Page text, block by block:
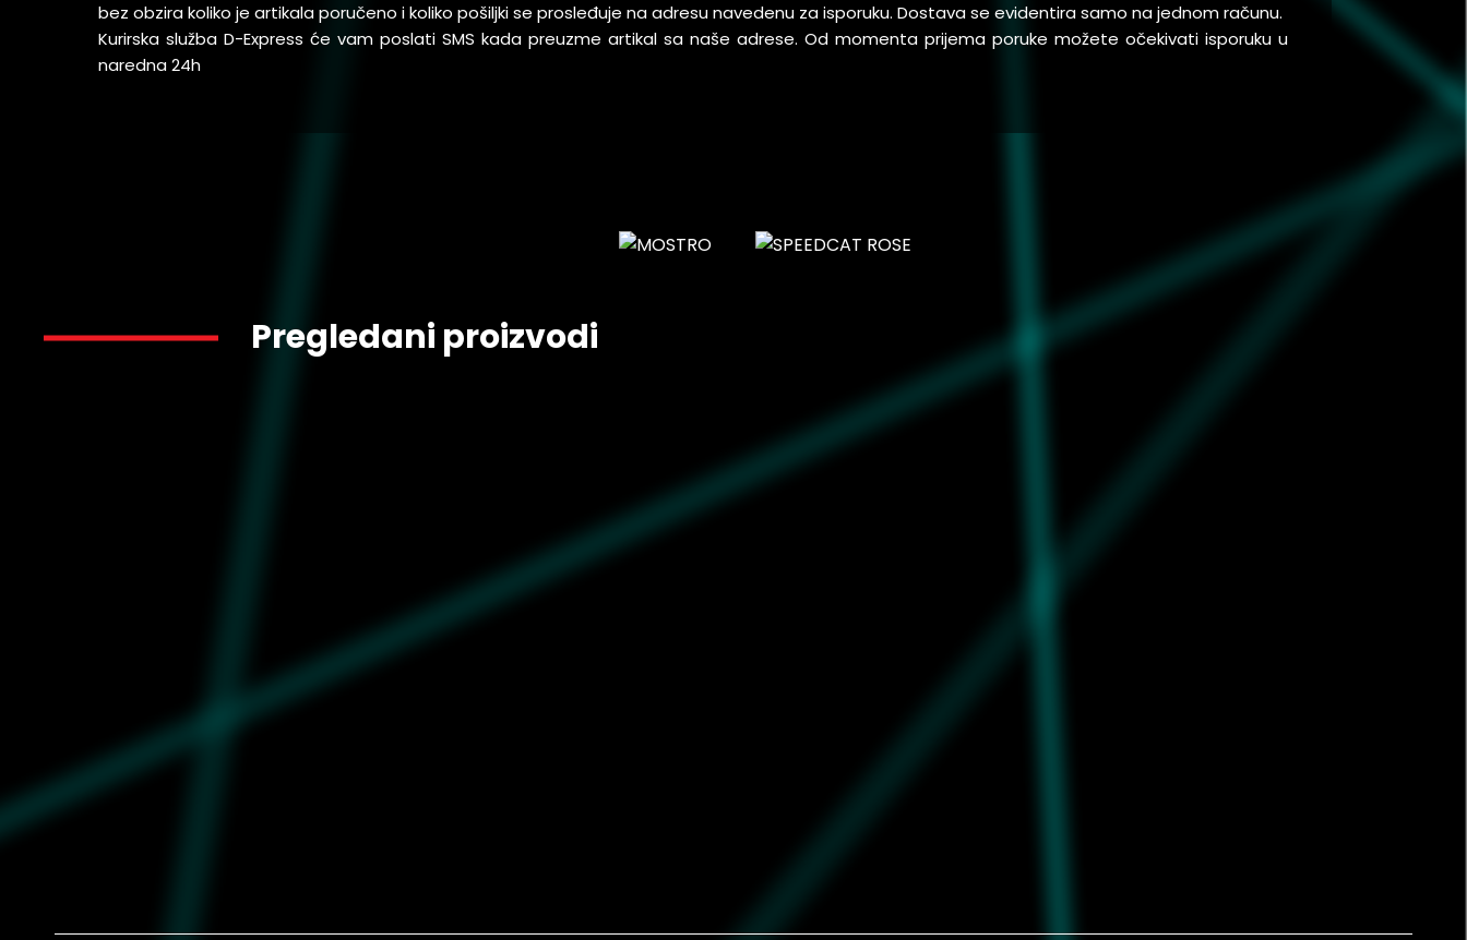
bez obzira koliko je artikala poručeno i koliko pošiljki se prosleđuje na adresu navedenu za isporuku. Dostava se evidentira samo na jednom računu.
Kurirska služba D-Express će vam poslati SMS kada preuzme artikal sa naše adrese. Od momenta prijema poruke možete očekivati isporuku u
naredna 24h
Pregledani proizvodi